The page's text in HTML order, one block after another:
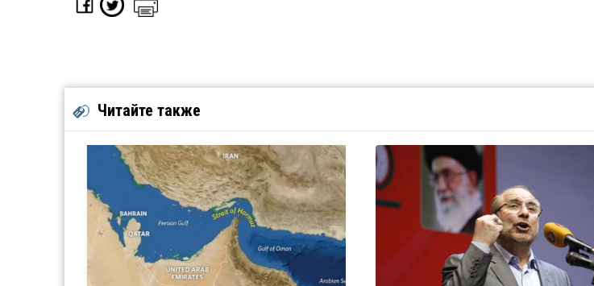
Читайте также